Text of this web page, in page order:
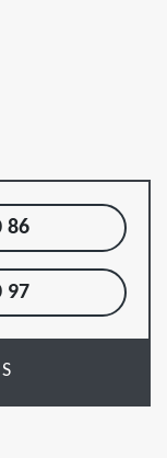
86
97